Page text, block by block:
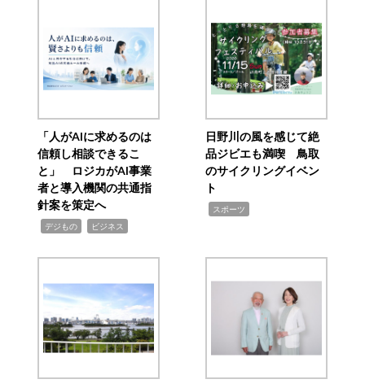
「人がAIに求めるのは
信頼し相談できるこ
と」 ロジカがAI事業
者と導入機関の共通指
針案を策定へ
デジもの ビジネス
日野川の風を感じて絶
品ジビエも満喫 鳥取
のサイクリングイベン
ト
スポーツ